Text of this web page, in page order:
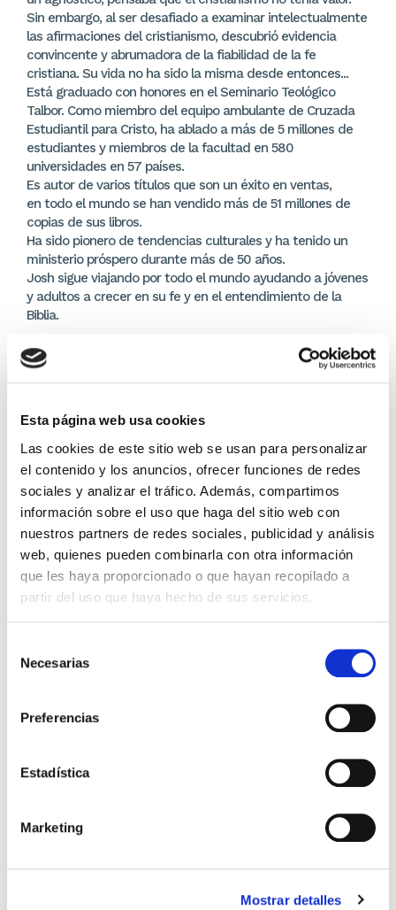
Esta página web usa cookies
Las cookies de este sitio web se usan para personalizar
el contenido y los anuncios, ofrecer funciones de redes
sociales y analizar el tráfico. Además, compartimos
información sobre el uso que haga del sitio web con
nuestros partners de redes sociales, publicidad y análisis
web, quienes pueden combinarla con otra información
que les haya proporcionado o que hayan recopilado a
partir del uso que haya hecho de sus servicios.
Necesarias
Preferencias
Estadística
Marketing
Mostrar detalles
Sin embargo, al ser desafiado a examinar intelectualmente
las afirmaciones del cristianismo, descubrió evidencia
convincente y abrumadora de la fiabilidad de la fe
cristiana. Su vida no ha sido la misma desde entonces...
Está graduado con honores en el Seminario Teológico
Talbor. Como miembro del equipo ambulante de Cruzada
Estudiantil para Cristo, ha ablado a más de 5 millones de
estudiantes y miembros de la facultad en 580
universidades en 57 países.
Es autor de varios títulos que son un éxito en ventas,
en todo el mundo se han vendido más de 51 millones de
copias de sus libros.
Ha sido pionero de tendencias culturales y ha tenido un
ministerio próspero durante más de 50 años.
Josh sigue viajando por todo el mundo ayudando a jóvenes
y adultos a crecer en su fe y en el entendimiento de la
Biblia.
DETALLES DEL PRODUCTO
7,55 €
Ahorras: 0,40 € (5%)
En stock(11 unidades)
Recíbelo en 24/48H*
Los que compraron este
compraron